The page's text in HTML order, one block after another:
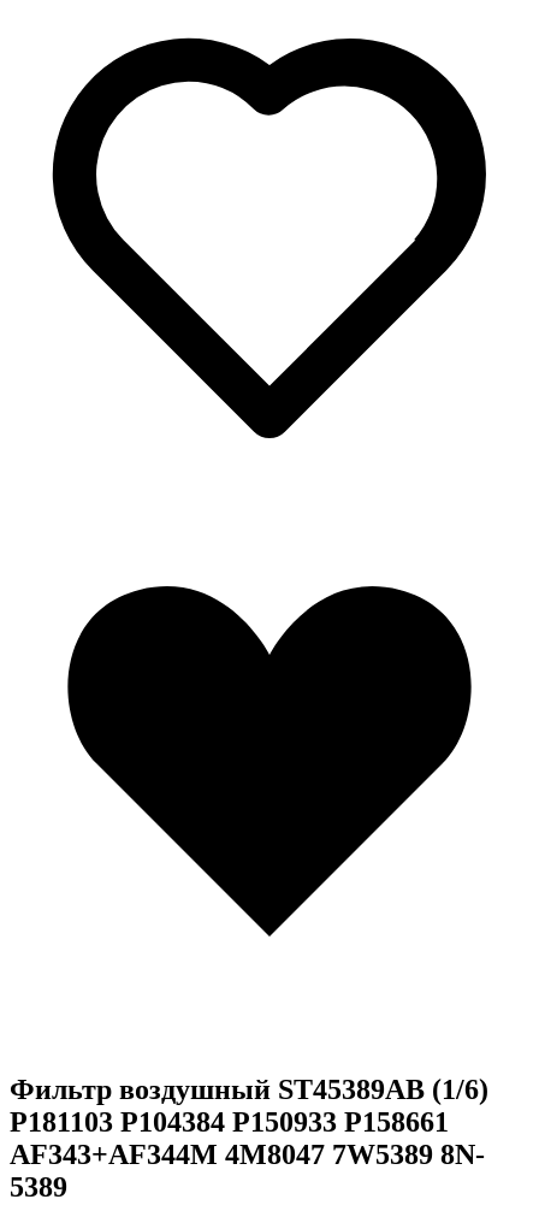
Фильтр воздушный ST45389AB (1/6)
P181103 P104384 P150933 P158661
AF343+AF344M 4M8047 7W5389 8N-
5389